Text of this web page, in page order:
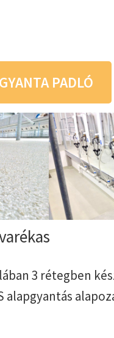
PADLÓ
3 rétegben
alapgyantás